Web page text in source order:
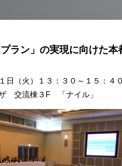
ラン」の実現に向けた本
日（火）１３：３０～１５：４
交流棟３F 「ナイル」